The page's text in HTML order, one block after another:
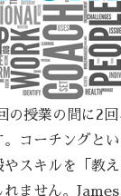
の授業の間に2
。コーチングと
やスキルを「教
れません。